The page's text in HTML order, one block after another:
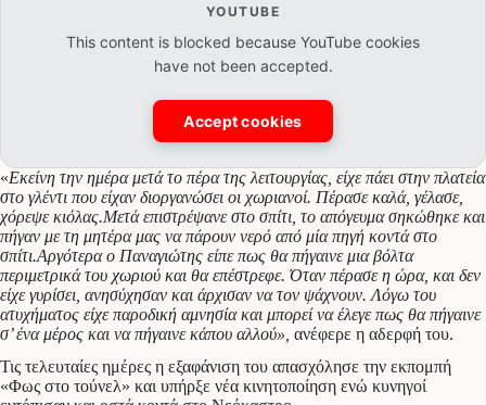
YOUTUBE
This content is blocked because YouTube cookies
have not been accepted.
Accept cookies
«Εκείνη την ημέρα μετά το πέρα της λειτουργίας, είχε πάει στην πλατεία
στο γλέντι που είχαν διοργανώσει οι χωριανοί. Πέρασε καλά, γέλασε,
χόρεψε κιόλας.Μετά επιστρέψανε στο σπίτι, το απόγευμα σηκώθηκε και
πήγαν με τη μητέρα μας να πάρουν νερό από μία πηγή κοντά στο
σπίτι.Αργότερα ο Παναγιώτης είπε πως θα πήγαινε μια βόλτα
περιμετρικά του χωριού και θα επέστρεφε. Όταν πέρασε η ώρα, και δεν
είχε γυρίσει, ανησύχησαν και άρχισαν να τον ψάχνουν. Λόγω του
ατυχήματος είχε παροδική αμνησία και μπορεί να έλεγε πως θα πήγαινε
σ’ ένα μέρος και να πήγαινε κάπου αλλού», ανέφερε η αδερφή του.
Τις τελευταίες ημέρες η εξαφάνιση του απασχόλησε την εκπομπή
«Φως στο τούνελ» και υπήρξε νέα κινητοποίηση ενώ κυνηγοί